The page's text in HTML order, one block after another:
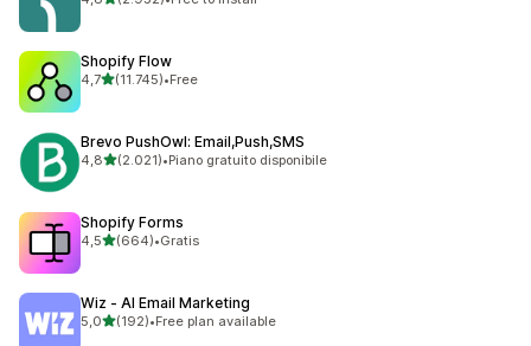
2952 recensioni totali
Shopify Flow
4,7stelle su 5
(11.745)
11745 recensioni totali
•Free
Brevo PushOwl: Email,Push,SMS
4,8stelle su 5
(2.021)
2021 recensioni totali
•Piano gratuito disponibile
Shopify Forms
4,5stelle su 5
(664)
664 recensioni totali
•Gratis
Wiz ‑ AI Email Marketing
5,0stelle su 5
(192)
192 recensioni totali
•Free plan available